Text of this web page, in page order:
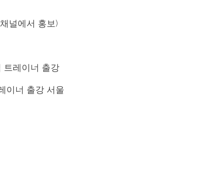
널에서 홍보)
트레이너 출강
이너 출강 서울